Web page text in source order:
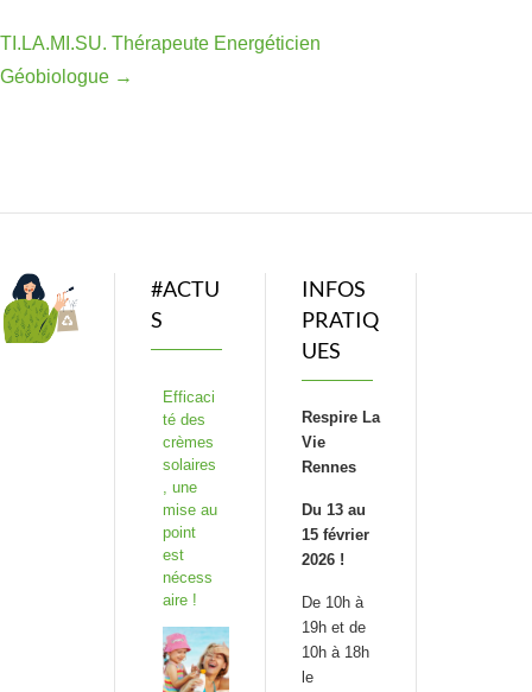
TI.LA.MI.SU. Thérapeute Energéticien
Géobiologue →
#ACTU
S
Efficaci
té des
crèmes
solaires
, une
mise au
point
est
nécess
aire !
INFOS
PRATIQ
UES
Respire La
Vie
Rennes
Du 13 au
15 février
2026 !
De 10h à
19h et de
10h à 18h
le